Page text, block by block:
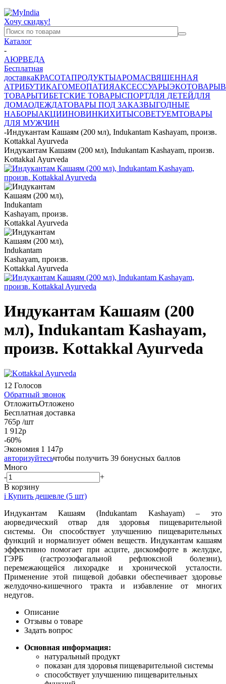
Хочу скидку!
Каталог
-
АЮРВЕДА
Бесплатная
доставкаКРАСОТАПРОДУКТЫАРОМАСВЯЩЕННАЯ
АТРИБУТИКАГОМЕОПАТИЯАКСЕССУАРЫЭКОТОВАРЫ
ТОВАРЫТИБЕТСКИЕ ТОВАРЫСПОРТДЛЯ ДЕТЕЙДЛЯ
ДОМАОДЕЖДАТОВАРЫ ПОД ЗАКАЗВЫГОДНЫЕ
НАБОРЫАКЦИИНОВИНКИХИТЫСОВЕТУЕМТОВАРЫ
ДЛЯ МУЖЧИН
-Индукантам Кашаям (200 мл), Indukantam Kashayam, произв.
Kottakkal Ayurveda
Индукантам Кашаям (200 мл), Indukantam Kashayam, произв.
Kottakkal Ayurveda
Индукантам Кашаям (200
мл), Indukantam Kashayam,
произв. Kottakkal Ayurveda
12 Голосов
Обратный звонок
ОтложитьОтложено
Бесплатная доставка
765р /шт
1 912р
-60%
Экономия 1 147р
авторизуйтесьчтобы получить 39 бонусных баллов
Много
-
+
В корзину
i Купить дешевле (5 шт)
Индукантам Кашаям (Indukantam Kashayam) – это
аюрведический отвар для здоровья пищеварительной
системы. Он способствует улучшению пищеварительных
функций и нормализует обмен веществ. Индукантам кашаям
эффективно помогает при асците, дискомфорте в желудке,
ГЭРБ (гастроэзофагальной рефлюксной болезни),
перемежающейся лихорадке и хронической усталости.
Применение этой пищевой добавки обеспечивает здоровье
желудочно-кишечного тракта и избавление от многих
недугов.
Описание
Отзывы о товаре
Задать вопрос
Основная информация:
натуральный продукт
показан для здоровья пищеварительной системы
способствует улучшению пищеварительных